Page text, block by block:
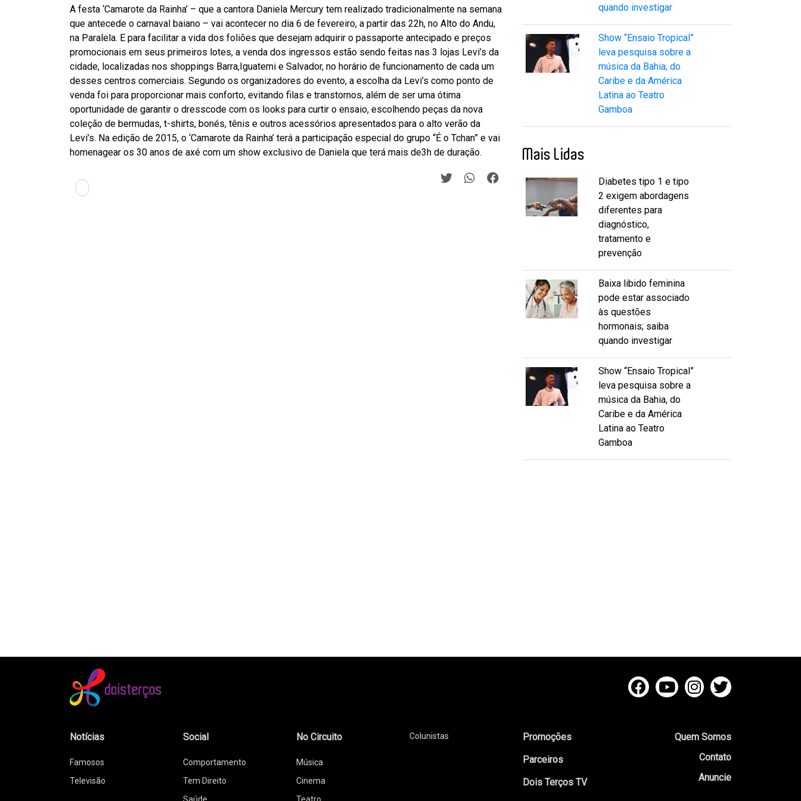
A festa ‘Camarote da Rainha’ – que a cantora Daniela Mercury tem realizado tradicionalmente na semana
que antecede o carnaval baiano – vai acontecer no dia 6 de fevereiro, a partir das 22h, no Alto do Andu,
na Paralela. E para facilitar a vida dos foliões que desejam adquirir o passaporte antecipado e preços
promocionais em seus primeiros lotes, a venda dos ingressos estão sendo feitas nas 3 lojas Levi’s da
cidade, localizadas nos shoppings Barra,Iguatemi e Salvador, no horário de funcionamento de cada um
desses centros comerciais. Segundo os organizadores do evento, a escolha da Levi’s como ponto de
venda foi para proporcionar mais conforto, evitando filas e transtornos, além de ser uma ótima
oportunidade de garantir o dresscode com os looks para curtir o ensaio, escolhendo peças da nova
coleção de bermudas, t-shirts, bonés, tênis e outros acessórios apresentados para o alto verão da
Levi’s. Na edição de 2015, o ‘Camarote da Rainha’ terá a participação especial do grupo “É o Tchan” e vai
homenagear os 30 anos de axé com um show exclusivo de Daniela que terá mais de3h de duração.
quando investigar
Show “Ensaio Tropical”
leva pesquisa sobre a
música da Bahia, do
Caribe e da América
Latina ao Teatro
Gamboa
Mais Lidas
Diabetes tipo 1 e tipo
2 exigem abordagens
diferentes para
diagnóstico,
tratamento e
prevenção
Baixa libido feminina
pode estar associado
às questões
hormonais; saiba
quando investigar
Show “Ensaio Tropical”
leva pesquisa sobre a
música da Bahia, do
Caribe e da América
Latina ao Teatro
Gamboa
Notícias
Famosos
Televisão
Social
Comportamento
Tem Direito
Saúde
No Circuito
Música
Cinema
Teatro
Colunistas
Promoções
Parceiros
Dois Terços TV
Quem Somos
Contato
Anuncie